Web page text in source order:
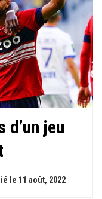
jeu
le 11 août, 2022